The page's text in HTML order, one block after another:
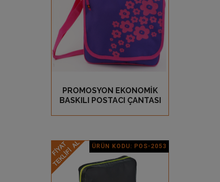
GÖZ AT
PROMOSYON EKONOMİK
BASKILI POSTACI ÇANTASI
ÜRÜN KODU: POS-2053